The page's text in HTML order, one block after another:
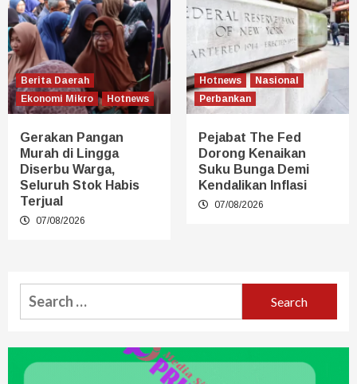
Berita Daerah
Ekonomi Mikro
Hotnews
Gerakan Pangan
Murah di Lingga
Diserbu Warga,
Seluruh Stok Habis
Terjual
07/08/2026
Hotnews
Nasional
Perbankan
Pejabat The Fed
Dorong Kenaikan
Suku Bunga Demi
Kendalikan Inflasi
07/08/2026